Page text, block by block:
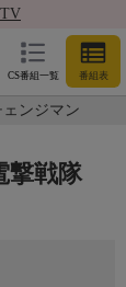
CS番組一覧 番組表
ンジマン
撃戦隊